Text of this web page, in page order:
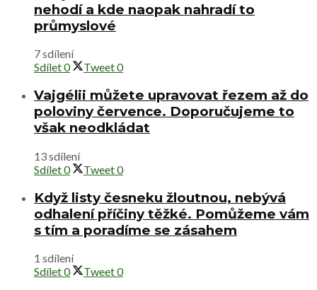
nehodí a kde naopak nahradí to
průmyslové
7 sdílení
Sdílet0 Tweet0
Vajgélii můžete upravovat řezem až do
poloviny července. Doporučujeme to
však neodkládat
13 sdílení
Sdílet0 Tweet0
Když listy česneku žloutnou, nebývá
odhalení příčiny těžké. Pomůžeme vám
s tím a poradíme se zásahem
1 sdílení
Sdílet0 Tweet0